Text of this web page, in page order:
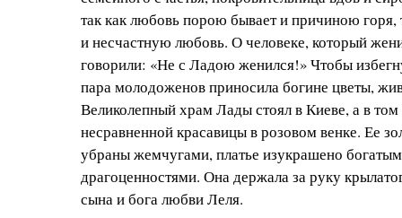
так как любовь порою бывает и причиною горя,
и несчастную любовь. О человеке, который
говорили: «Не с Ладою женился!» Чтобы
пара молодоженов приносила богине цветы,
Великолепный храм Лады стоял в Киеве, а в
несравненной красавицы в розовом венке. Ее
убраны жемчугами, платье изукрашено
драгоценностями. Она держала за руку
сына и бога любви Леля.